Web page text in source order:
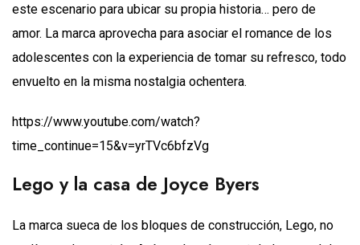
este escenario para ubicar su propia historia… pero de
amor. La marca aprovecha para asociar el romance de los
adolescentes con la experiencia de tomar su refresco, todo
envuelto en la misma nostalgia ochentera.
https://www.youtube.com/watch?
time_continue=15&v=yrTVc6bfzVg
Lego y la casa de Joyce Byers
La marca sueca de los bloques de construcción, Lego, no